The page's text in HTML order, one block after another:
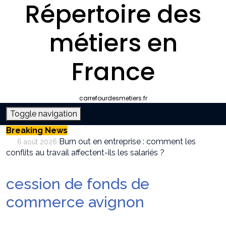
Répertoire des
métiers en
France
carrefourdesmetiers.fr
Toggle navigation
Breaking News
6 août 2026 Burn out en entreprise : comment les
conflits au travail affectent-ils les salariés ?
30 juillet 2026
Quelle plateforme freelance choisir pour
décrocher des missions récurrentes ?
28 juillet 2026 SEO et IA : Comment optimiser votre site
cession de fonds de
commerce avignon